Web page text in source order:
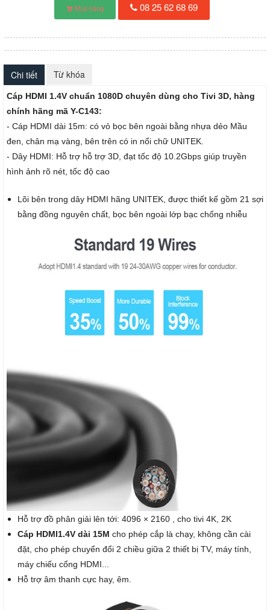
Mua hàng 08 25 62 68 69
Chi tiết Từ khóa
Cáp HDMI 1.4V chuẩn 1080D chuyên dùng cho Tivi 3D, hàng
chính hãng mã Y-C143:
- Cáp HDMI dài 15m: có vỏ bọc bên ngoài bằng nhựa dẻo Mầu
đen, chân mạ vàng, bên trên có in nổi chữ UNITEK.
- Dây HDMI: Hỗ trợ hỗ trợ 3D, đạt tốc độ 10.2Gbps giúp truyền
hình ảnh rõ nét, tốc độ cao
Lõi bên trong dây HDMI hãng UNITEK, được thiết kế gồm 21 sợi
bằng đồng nguyên chất, bọc bên ngoài lớp bạc chống nhiễu
Hỗ trợ đồ phân giải lên tới: 4096 × 2160 , cho tivi 4K, 2K
Cáp HDMI1.4V dài 15M cho phép cắp là chạy, không cần cài
đặt, cho phép chuyển đổi 2 chiều giữa 2 thiết bị TV, máy tính,
máy chiếu cổng HDMI...
Hỗ trợ âm thanh cực hay, êm.